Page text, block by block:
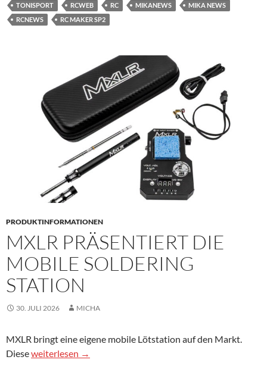
TONISPORT RCWEB RC MIKANEWS
MIKA NEWS
RCNEWS
RC MAKER SP2
PRODUKTINFORMATIONEN
MXLR PRÄSENTIERT DIE
MOBILE SOLDERING
STATION
30. JULI 2026 MICHA
MXLR bringt eine eigene mobile Lötstation auf den Markt.
DieseMXLR präsentiert die Mobile Soldering Station
weiterlesen →